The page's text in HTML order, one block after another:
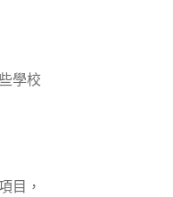
學校
目，